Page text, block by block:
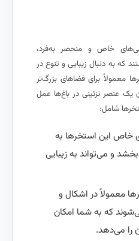
خاص و منحصر به‌فرد،
که به دنبال زیبایی و تنوع در
معمولاً برای فضاهای بزرگ‌تر
یک عنصر تزئینی در باغ‌ها عمل
شامل:
خاص این استخرها به
و می‌تواند به زیبایی
معمولاً در اشکال و
که به شما امکان
را می‌دهد.